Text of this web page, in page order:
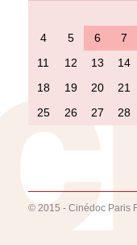
4
5 6 7
11
12 13 14
18
19 20 21
25
26 27 28
© 2015 - Cinédoc Paris